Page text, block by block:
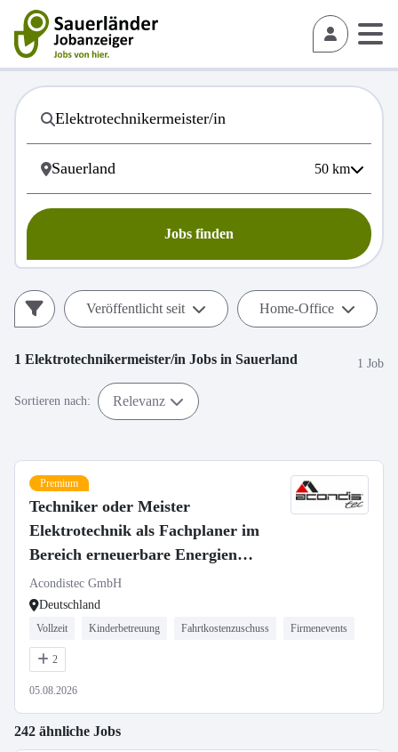
50 km
Jobs finden
Veröffentlicht seit Home-Office
1 Elektrotechnikermeister/in Jobs in Sauerland 1 Job
Sortieren nach: Relevanz
Premium
Techniker oder Meister
Elektrotechnik als Fachplaner im
Bereich erneuerbare Energien
(m/w/d)
Acondistec GmbH
Deutschland
Vollzeit Kinderbetreuung Fahrtkostenzuschuss Firmenevents
2
05.08.2026
242 ähnliche Jobs